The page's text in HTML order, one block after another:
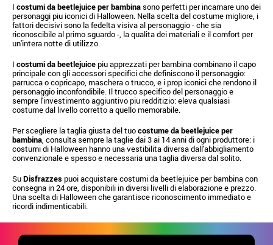
I costumi da beetlejuice per bambinasono perfetti per incarnare uno dei
personaggi piu iconici di Halloween. Nella scelta del costume migliore, i
fattori decisivi sono la fedelta visiva al personaggio - che sia
riconoscibile al primo sguardo -, la qualita dei materiali e il comfort per
un'intera notte di utilizzo.
I costumi da beetlejuicepiu apprezzati per bambina combinano il capo
principale con gli accessori specifici che definiscono il personaggio:
parrucca o copricapo, maschera o trucco, e i prop iconici che rendono il
personaggio inconfondibile. Il trucco specifico del personaggio e
sempre l'investimento aggiuntivo piu redditizio: eleva qualsiasi
costume dal livello corretto a quello memorabile.
Per scegliere la taglia giusta del tuocostume da beetlejuice per
bambina, consulta sempre la taglie dai 3 ai 14 anni di ogni produttore: i
costumi di Halloween hanno una vestibilita diversa dall'abbigliamento
convenzionale e spesso e necessaria una taglia diversa dal solito.
SuDisfrazzespuoi acquistare costumi da beetlejuice per bambina con
consegna in 24 ore, disponibili in diversi livelli di elaborazione e prezzo.
Una scelta di Halloween che garantisce riconoscimento immediato e
ricordi indimenticabili.